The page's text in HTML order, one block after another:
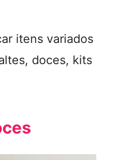
itens variados
doces, kits